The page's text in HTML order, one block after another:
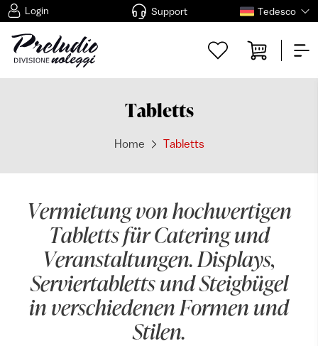
Login Support Tedesco
Tabletts
Home Tabletts
Vermietung von hochwertigen
Tabletts für Catering und
Veranstaltungen. Displays,
Serviertabletts und Steigbügel
in verschiedenen Formen und
Stilen.